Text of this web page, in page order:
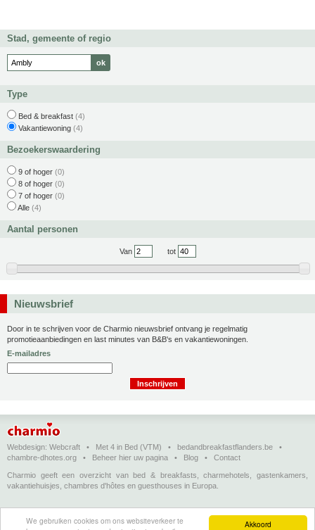
Akkoord
We gebruiken cookies om ons websiteverkeer te
Stad, gemeente of regio
Type
Bed & breakfast (4)
Vakantiewoning (4)
Bezoekerswaardering
9 of hoger (0)
8 of hoger (0)
7 of hoger (0)
Alle (4)
Aantal personen
Van tot
Nieuwsbrief
Door in te schrijven voor de Charmio nieuwsbrief ontvang je regelmatig
promotieaanbiedingen en last minutes van B&B's en vakantiewoningen.
E-mailadres
Webdesign: Webcraft • Met 4 in Bed (VTM) • bedandbreakfastflanders.be •
chambre-dhotes.org • Beheer hier uw pagina • Blog • Contact
Charmio geeft een overzicht van bed & breakfasts, charmehotels, gastenkamers,
vakantiehuisjes, chambres d'hôtes en guesthouses in Europa.
Bed & breakfasts, charmehotels en vakantiehuizen (in het Nederlands)•Chambres
d'hôtes, hôtels de charme et logements de vacances
(en français) •
Bed &